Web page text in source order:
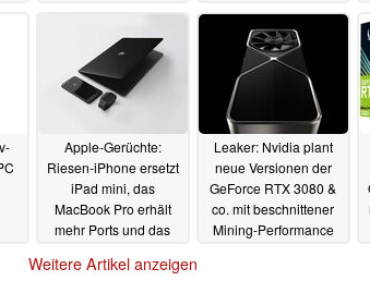
Apple-Gerüchte:
Riesen-iPhone ersetzt
iPad mini, das
MacBook Pro erhält
mehr Ports und das
Display23.02.2021
Leaker: Nvidia plant
neue Versionen der
GeForce RTX 3080 &
co. mit beschnittener
Mining-Performance
Weitere Artikel anzeigen